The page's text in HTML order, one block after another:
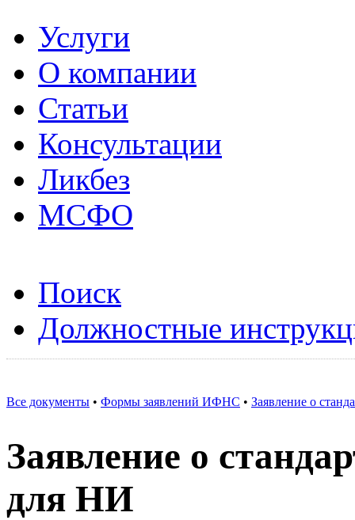
Услуги
О компании
Статьи
Консультации
Ликбез
МСФО
Поиск
Должностные
Все документы • Формы заявлений ИФНС • Заявление о
Заявление о
для НИ